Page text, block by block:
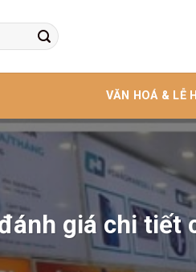
VĂN HOÁ & LỄ
giá chi tiết